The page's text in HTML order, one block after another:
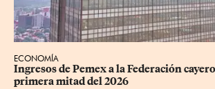
ECONOMÍA
Ingresos de Pemex a la Federación
primera mitad del 2026